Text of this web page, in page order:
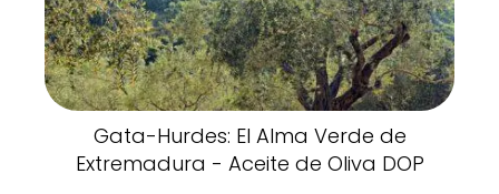
Gata-Hurdes: El Alma Verde de
Extremadura - Aceite de Oliva DOP